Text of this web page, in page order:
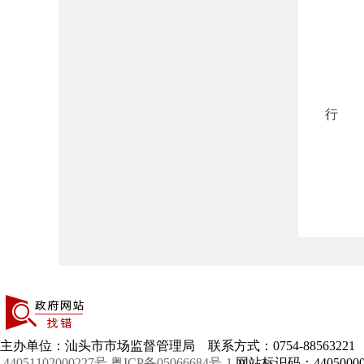
主办单位：汕头市市场监督管理局 联系方式：0754-88563221